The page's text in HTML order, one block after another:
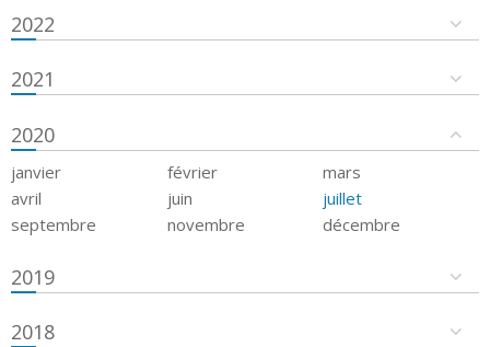
2022
2021
2020
janvier février
mars
avril
juin
juillet
septembre
novembre décembre
2019
2018